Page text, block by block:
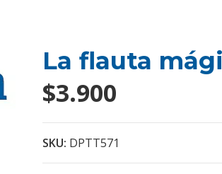
La flauta
$3.900
SKU: DPTT571